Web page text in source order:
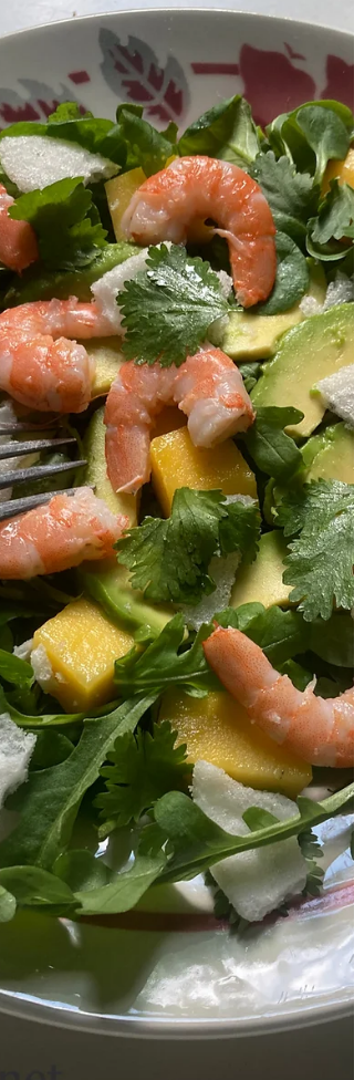
J’en fais quoi de mes jolies petites crevettes
dessinées hier? Pourquoi pas cette recette
traditionnelle thaï, à base de nouilles de riz?
J’avais déjà partagé cette recette sur mon
mais le petit plus, j’ai ajouté une branche de
céleri pour encore plus de bienfaits pour
les éventuelles montées de Yang du Foie au
moment du printemps! La crevette, la carotte
la ciboule chinoise sont aussi de saison et
recommandées pour nourrir le Sang du Foie et
faire circuler,